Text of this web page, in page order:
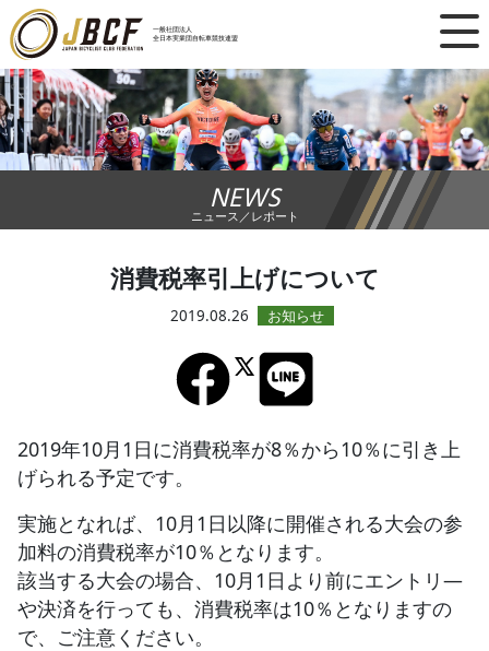
一般社団法人
全日本実業団自転車競技連盟
×
ニュース
レース日程
ランキング
チーム・選手
競技ガイド
JBCF ROAD SERIESとは
NEWS
ニュース／レポート
消費税率引上げについて
2019.08.26
2019年10月1日に消費税率が8％から10％に引き上
げられる予定です。
実施となれば、10月1日以降に開催される大会の参
加料の消費税率が10％となります。
該当する大会の場合、10月1日より前にエントリ―
や決済を行っても、消費税率は10％となりますの
で、ご注意ください。